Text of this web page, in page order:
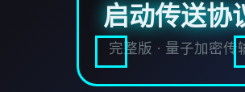
启动传送协
完整版 · 量子加密传